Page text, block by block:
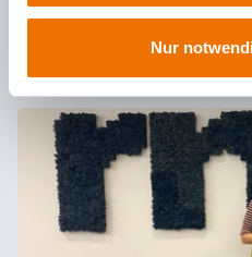
Nur
Ereignisse im Jahr 2022
beschäftigen wird.